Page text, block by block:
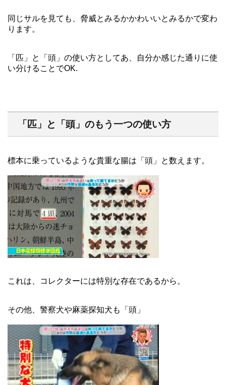
同じサルを見ても、脅威とみるかかわいいとみるかで変わ
ります。
「匹」と「頭」の使い方としてあ、自分か感じた通りに使
い分けることでOK.
「匹」と「頭」のもう一つの使い方
標本に乗っているような貴重な腸は「頭」と数えます。
これは、コレクターには特別な存在であるから。
その他、警察犬や麻薬探知犬も「頭」